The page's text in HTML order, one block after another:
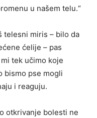
u našem telu.“
telesni miris – bilo da
ćelije – pas
tek učimo koje
bismo pse mogli
i reaguju.
otkrivanje bolesti ne